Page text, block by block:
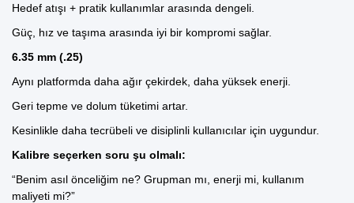
Hedef atışı + pratik kullanımlar arasında dengeli.
Güç, hız ve taşıma arasında iyi bir kompromi sağlar.
6.35 mm (.25)
Aynı platformda daha ağır çekirdek, daha yüksek enerji.
Geri tepme ve dolum tüketimi artar.
Kesinlikle daha tecrübeli ve disiplinli kullanıcılar için uygundur.
Kalibre seçerken soru şu olmalı:
“Benim asıl önceliğim ne? Grupman mı, enerji mi, kullanım
maliyeti mi?”